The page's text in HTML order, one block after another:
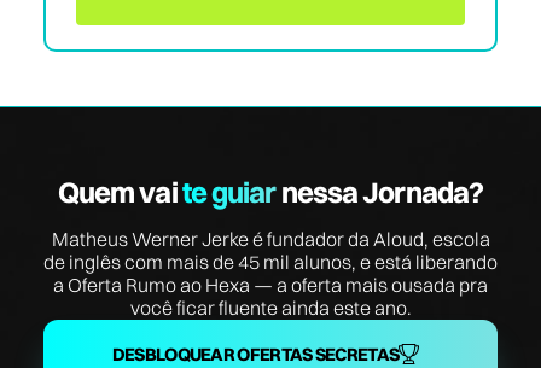
Quem vaite guiarnessa Jornada?
Matheus Werner Jerke é fundador da Aloud, escola
de inglês com mais de 45 mil alunos, e está liberando
a Oferta Rumo ao Hexa — a oferta mais ousada pra
você ficar fluente ainda este ano.
DESBLOQUEAR OFERTAS SECRETAS